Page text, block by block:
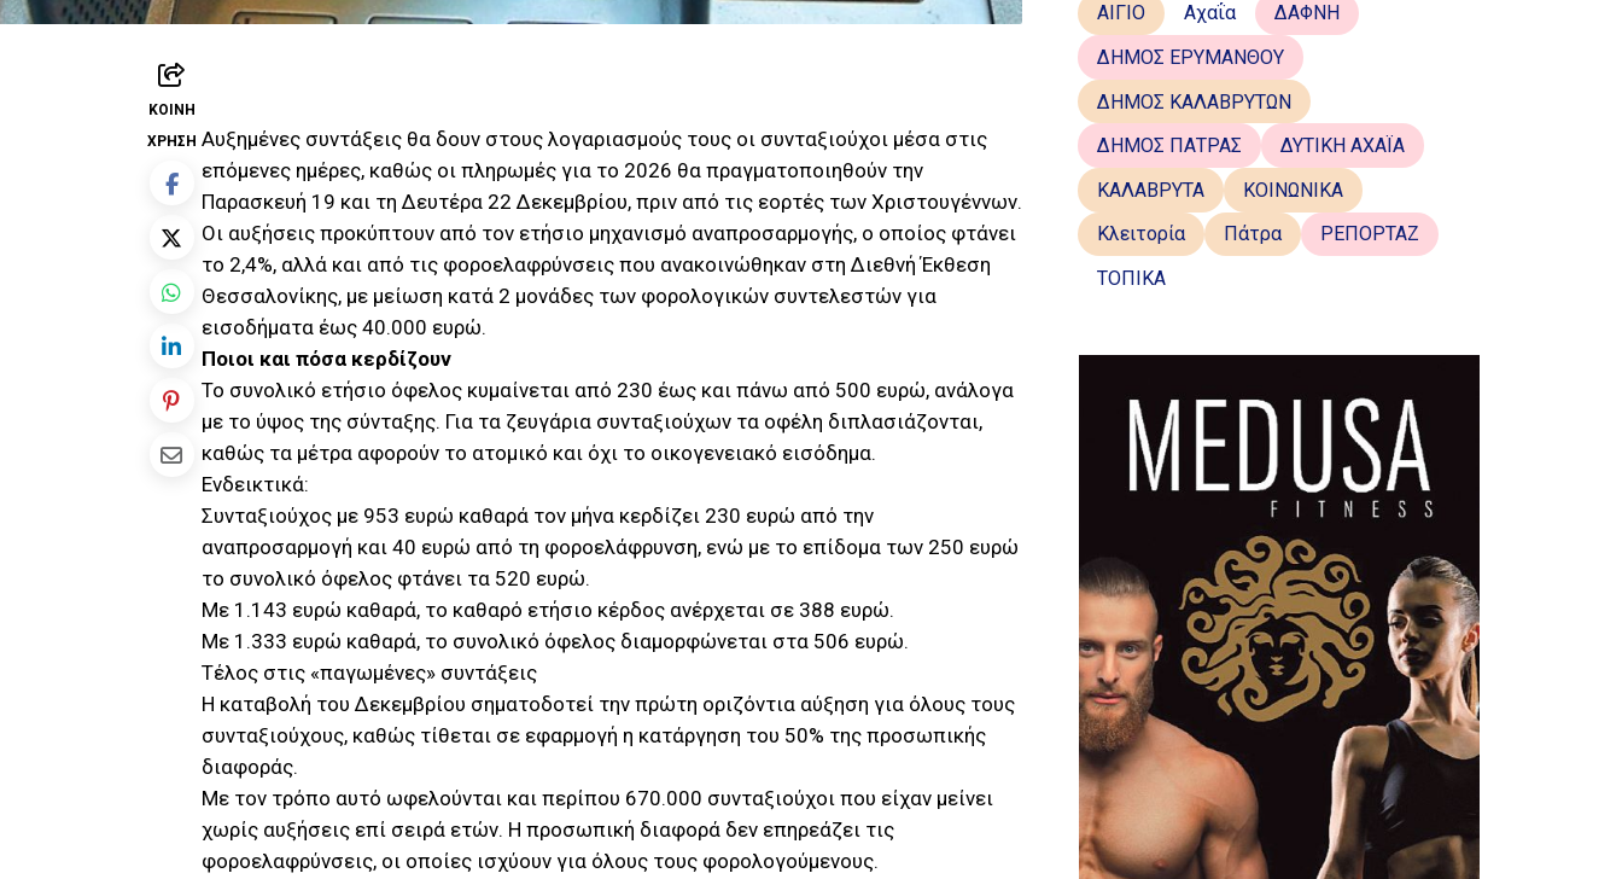
ΚΟΙΝΉ
ΧΡΉΣΗ Αυξημένες συντάξεις θα δουν στους λογαριασμούς τους οι συνταξιούχοι μέσα στις
επόμενες ημέρες, καθώς οι πληρωμές για το 2026 θα πραγματοποιηθούν την
Παρασκευή 19 και τη Δευτέρα 22 Δεκεμβρίου, πριν από τις εορτές των Χριστουγέννων.
Οι αυξήσεις προκύπτουν από τον ετήσιο μηχανισμό αναπροσαρμογής, ο οποίος φτάνει
το 2,4%, αλλά και από τις φοροελαφρύνσεις που ανακοινώθηκαν στη Διεθνή Έκθεση
Θεσσαλονίκης, με μείωση κατά 2 μονάδες των φορολογικών συντελεστών για
εισοδήματα έως 40.000 ευρώ.
Ποιοι και πόσα κερδίζουν
Το συνολικό ετήσιο όφελος κυμαίνεται από 230 έως και πάνω από 500 ευρώ, ανάλογα
με το ύψος της σύνταξης. Για τα ζευγάρια συνταξιούχων τα οφέλη διπλασιάζονται,
καθώς τα μέτρα αφορούν το ατομικό και όχι το οικογενειακό εισόδημα.
Ενδεικτικά:
Συνταξιούχος με 953 ευρώ καθαρά τον μήνα κερδίζει 230 ευρώ από την
αναπροσαρμογή και 40 ευρώ από τη φοροελάφρυνση, ενώ με το επίδομα των 250 ευρώ
το συνολικό όφελος φτάνει τα 520 ευρώ.
Με 1.143 ευρώ καθαρά, το καθαρό ετήσιο κέρδος ανέρχεται σε 388 ευρώ.
Με 1.333 ευρώ καθαρά, το συνολικό όφελος διαμορφώνεται στα 506 ευρώ.
Τέλος στις «παγωμένες» συντάξεις
Η καταβολή του Δεκεμβρίου σηματοδοτεί την πρώτη οριζόντια αύξηση για όλους τους
συνταξιούχους, καθώς τίθεται σε εφαρμογή η κατάργηση του 50% της προσωπικής
διαφοράς.
Με τον τρόπο αυτό ωφελούνται και περίπου 670.000 συνταξιούχοι που είχαν μείνει
χωρίς αυξήσεις επί σειρά ετών. Η προσωπική διαφορά δεν επηρεάζει τις
φοροελαφρύνσεις, οι οποίες ισχύουν για όλους τους φορολογούμενους.
ΑΙΓΙΟ Αχαΐα
ΔΑΦΝΗ
ΔΗΜΟΣ ΕΡΥΜΑΝΘΟΥ
ΔΗΜΟΣ ΚΑΛΑΒΡΥΤΩΝ
ΔΗΜΟΣ ΠΑΤΡΑΣ
ΔΥΤΙΚΗ ΑΧΑΪΑ
ΚΑΛΑΒΡΥΤΑ
ΚΟΙΝΩΝΙΚΑ
Κλειτορία
Πάτρα
ΡΕΠΟΡΤΑΖ
ΤΟΠΙΚΑ